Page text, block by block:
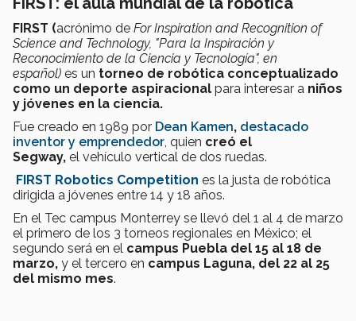
FIRST (acrónimo de For Inspiration and Recognition of
Science and Technology, "Para la Inspiración y
Reconocimiento de la Ciencia y Tecnología", en
español) es un torneo de robótica conceptualizado
como un deporte aspiracional para interesar a niños
y jóvenes en la ciencia.
Fue creado en 1989 por Dean Kamen, destacado
inventor y emprendedor, quien creó el
Segway, el vehículo vertical de dos ruedas.
FIRST Robotics Competition es la justa de robótica
dirigida a jóvenes entre 14 y 18 años.
En el Tec campus Monterrey se llevó del 1 al 4 de marzo
el primero de los 3 torneos regionales en México; el
segundo será en el campus Puebla del 15 al 18 de
marzo, y el tercero en campus Laguna, del 22 al 25
del mismo mes.